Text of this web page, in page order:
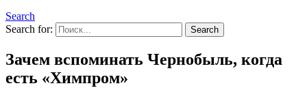
Search
Search for:
Зачем вспоминать Чернобыль, когда
есть «Химпром»